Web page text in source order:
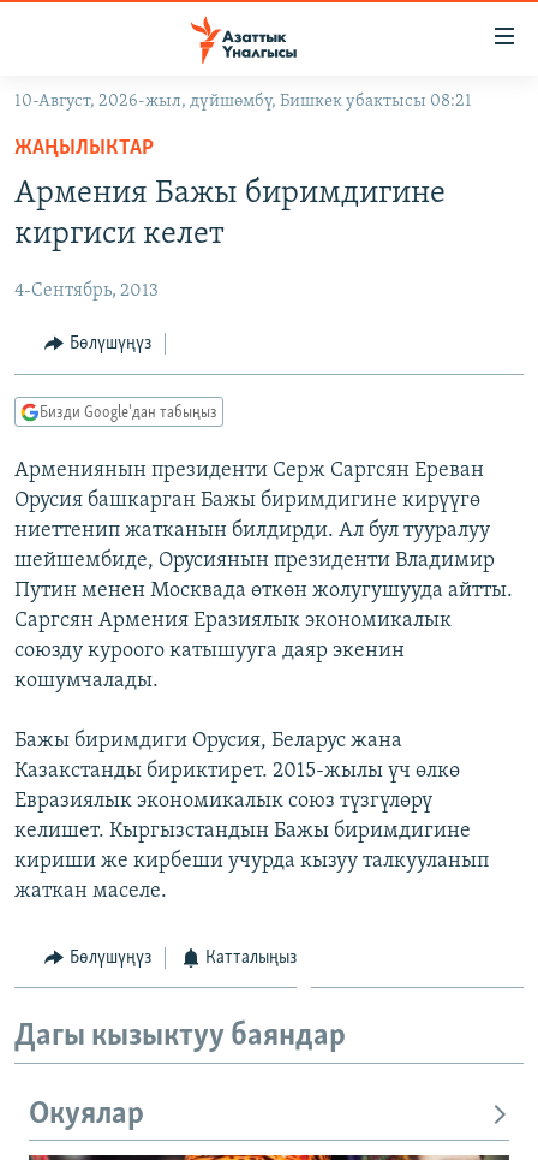
Навигацияга
өтүңүз
Издөөгө
салыңызКЫРГЫЗСТАН
ЭКОНОМИКА
МАДАНИЯТ
ДҮЙНӨ
БОРБОР АЗИЯ
УКРАИНА
АТАЙЫН ИЛИКТӨӨ
ТВ ПРОГРАММАЛАР
ЭКСПЕРТТЕР ТАЛДАЙТ
БИЗ ЖАНА ДҮЙНӨ
ЭЖЕ-СИҢДИЛЕР
ЫҢГАЙСЫЗ СУРООЛОР
ӨЗГӨЧӨ ПИКИР
Русский
ОНЛАЙН ШЕРИНЕ
10-Август, 2026-жыл, дүйшөмбү, Бишкек убактысы 08:21
ЖАҢЫЛЫКТАР
Армения Бажы биримдигине
киргиси келет
4-Сентябрь, 2013
Бөлүшүңүз
Бизди Google'дан табыңыз
Армениянын президенти Серж Саргсян Ереван
Орусия башкарган Бажы биримдигине кирүүгө
ниеттенип жатканын билдирди. Ал бул тууралуу
шейшембиде, Орусиянын президенти Владимир
Путин менен Москвада өткөн жолугушууда айтты.
Саргсян Армения Еразиялык экономикалык
союзду куроого катышууга даяр экенин
кошумчалады.
Бажы биримдиги Орусия, Беларус жана
Казакстанды бириктирет. 2015-жылы үч өлкө
Евразиялык экономикалык союз түзгүлөрү
келишет. Кыргызстандын Бажы биримдигине
кириши же кирбеши учурда кызуу талкууланып
жаткан маселе.
Бөлүшүңүз Катталыңыз
Дагы кызыктуу баяндар
Окуялар